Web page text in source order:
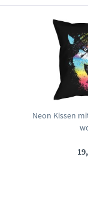
Neon Kissen